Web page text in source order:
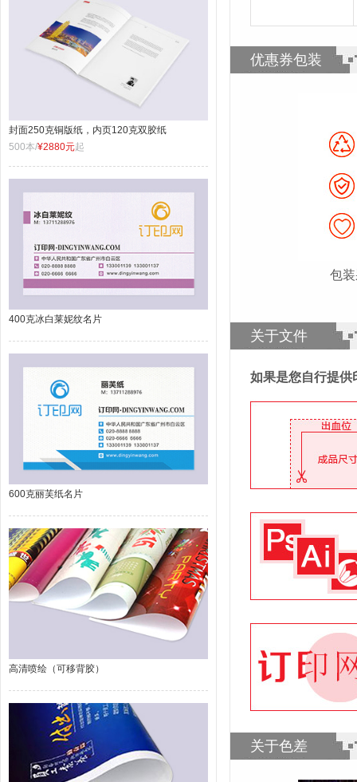
封面250克铜版纸，内页120克双胶纸
500本/¥2880元起
400克冰白莱妮纹名片
600克丽芙纸名片
高清喷绘（可移背胶）
优惠券包装
包
关于文件
如果是您自行提供
关于色差